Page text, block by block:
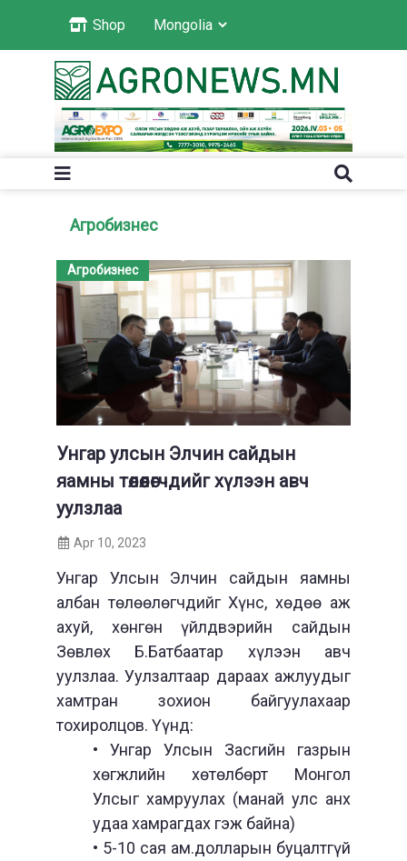
Shop
Агробизнес
Агробизнес
Унгар улсын Элчин сайдын
яамны төлөөлөгчдийг хүлээн авч
уулзлаа
Apr 10, 2023
Унгар Улсын Элчин сайдын яамны
албан төлөөлөгчдийг Хүнс, хөдөө аж
ахуй, хөнгөн үйлдвэрийн сайдын
Зөвлөх Б.Батбаатар хүлээн авч
уулзлаа. Уулзалтаар дараах ажлуудыг
хамтран зохион байгуулахаар
тохиролцов. Үүнд:
• Унгар Улсын Засгийн газрын
хөгжлийн хөтөлбөрт Монгол
Улсыг хамруулах (манай улс анх
удаа хамрагдах гэж байна)
• 5-10 сая ам.долларын буцалтгүй